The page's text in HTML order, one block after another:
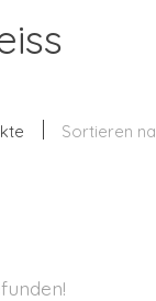
Sortieren